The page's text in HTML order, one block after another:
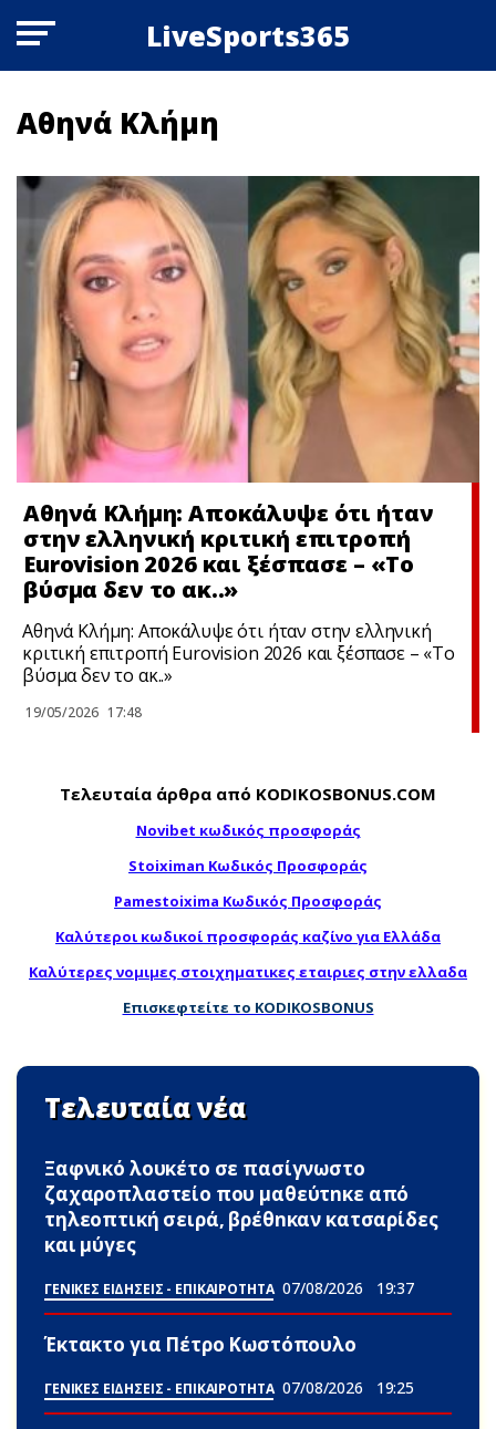
LiveSports365
Αθηνά Κλήμη
Αθηνά Κλήμη: Αποκάλυψε ότι ήταν
στην ελληνική κριτική επιτροπή
Eurovision 2026 και ξέσπασε – «Το
βύσμα δεν το ακ..»
Αθηνά Κλήμη: Αποκάλυψε ότι ήταν στην ελληνική
κριτική επιτροπή Eurovision 2026 και ξέσπασε – «Το
βύσμα δεν το ακ..»
19/05/2026 17:48
Τελευταία άρθρα από KODIKOSBONUS.COM
Novibet κωδικός προσφοράς
Stoiximan Κωδικός Προσφοράς
Pamestoixima Κωδικός Προσφοράς
Καλύτεροι κωδικοί προσφοράς καζίνο για Ελλάδα
Καλύτερες νομιμες στοιχηματικες εταιριες στην ελλαδα
Επισκεφτείτε το KODIKOSBONUS
Τελευταία νέα
Ξαφνικό λουκέτο σε πασίγνωστο
ζαχαροπλαστείο που μαθεύτnκε από
τηλεοπτική σειρά, βρέθnκαν κατσαρίδες
και μύγες
ΓΕΝΙΚΕΣ ΕΙΔΗΣΕΙΣ - ΕΠΙΚΑΙΡΟΤΗΤΑ 07/08/2026 19:37
Έκτακτο για Πέτρο Κωστόπουλο
ΓΕΝΙΚΕΣ ΕΙΔΗΣΕΙΣ - ΕΠΙΚΑΙΡΟΤΗΤΑ 07/08/2026 19:25